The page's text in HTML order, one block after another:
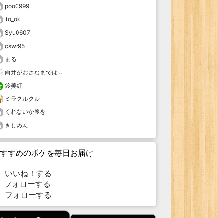
poo0999
1o_ok
Syu0607
cswr95
まる
向井がおさむまでは…
鈴美紅
ミラクルクル
くれないか豚を
きしめん
すめのボケを毎日お届け
いいね！する
ォローする
フォローする